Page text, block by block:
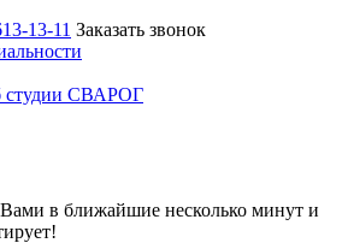
13-11 Заказать звонок
студии СВАРОГ
в ближайшие несколько минут и